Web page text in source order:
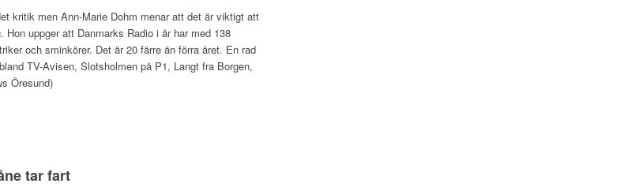
kritik men Ann-Marie Dohm menar att det är viktigt att
uppger att Danmarks Radio i år har med 138
och sminkörer. Det är 20 färre än förra året. En rad
TV-Avisen, Slotsholmen på P1, Langt fra Borgen,
Öresund)
tar fart